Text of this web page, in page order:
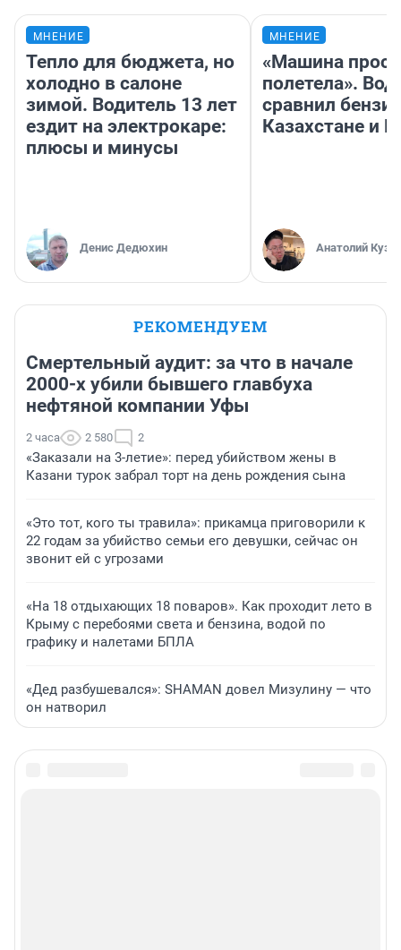
МНЕНИЕ
Тепло для бюджета, но
холодно в салоне
зимой. Водитель 13 лет
ездит на электрокаре:
плюсы и минусы
Денис Дедюхин
МНЕНИЕ
«Машина
полетела».
сравнил
Казахстане и
Анатолий
РЕКОМЕНДУЕМ
Смертельный аудит: за что в начале
2000-х убили бывшего главбуха
нефтяной компании Уфы
2 часа 2 580 2
«Заказали на 3-летие»: перед убийством жены в
Казани турок забрал торт на день рождения сына
«Это тот, кого ты травила»: прикамца приговорили к
22 годам за убийство семьи его девушки, сейчас он
звонит ей с угрозами
«На 18 отдыхающих 18 поваров». Как проходит лето в
Крыму с перебоями света и бензина, водой по
графику и налетами БПЛА
«Дед разбушевался»: SHAMAN довел Мизулину — что
он натворил